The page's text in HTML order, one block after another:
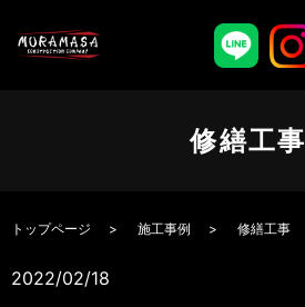
修繕工事
トップページ 施工事例 修繕工事
2022/02/18